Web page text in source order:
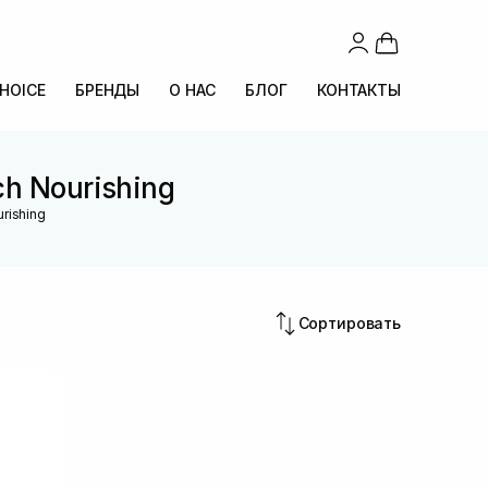
БРЕНДЫ О НАС БЛОГ КОНТАКТЫ
Nourishing
Сортировать